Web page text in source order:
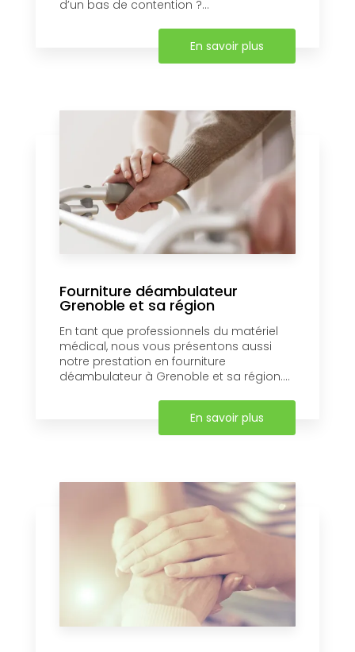
d’un bas de contention ?...
En savoir plus
Fourniture déambulateur
Grenoble et sa région
En tant que professionnels du matériel
médical, nous vous présentons aussi
notre prestation en fourniture
déambulateur à Grenoble et sa région....
En savoir plus